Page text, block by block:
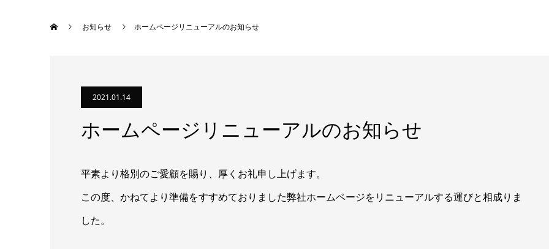
お知らせ ホームページリニューアルのお知らせ
2021.01.14
ホームページリニューアルのお知らせ
平素より格別のご愛顧を賜り、厚くお礼申し上げます。
この度、かねてより準備をすすめておりました弊社ホームページをリニューアルする運びと相成りま
した。